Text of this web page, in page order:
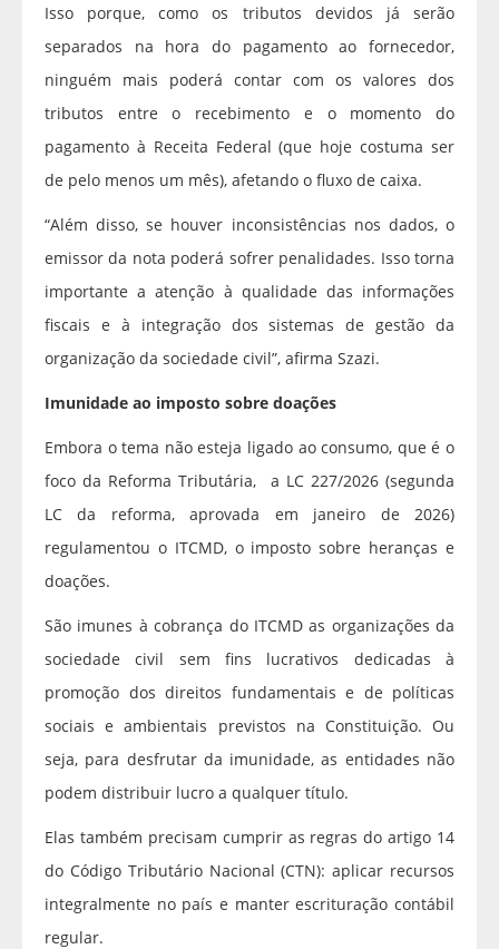
Isso porque, como os tributos devidos já serão
separados na hora do pagamento ao fornecedor,
ninguém mais poderá contar com os valores dos
tributos entre o recebimento e o momento do
pagamento à Receita Federal (que hoje costuma ser
de pelo menos um mês), afetando o fluxo de caixa.
“Além disso, se houver inconsistências nos dados, o
emissor da nota poderá sofrer penalidades. Isso torna
importante a atenção à qualidade das informações
fiscais e à integração dos sistemas de gestão da
organização da sociedade civil”, afirma Szazi.
Imunidade ao imposto sobre doações
Embora o tema não esteja ligado ao consumo, que é o
foco da Reforma Tributária, a LC 227/2026 (segunda
LC da reforma, aprovada em janeiro de 2026)
regulamentou o ITCMD, o imposto sobre heranças e
doações.
São imunes à cobrança do ITCMD as organizações da
sociedade civil sem fins lucrativos dedicadas à
promoção dos direitos fundamentais e de políticas
sociais e ambientais previstos na Constituição. Ou
seja, para desfrutar da imunidade, as entidades não
podem distribuir lucro a qualquer título.
Elas também precisam cumprir as regras do artigo 14
do Código Tributário Nacional (CTN): aplicar recursos
integralmente no país e manter escrituração contábil
regular.